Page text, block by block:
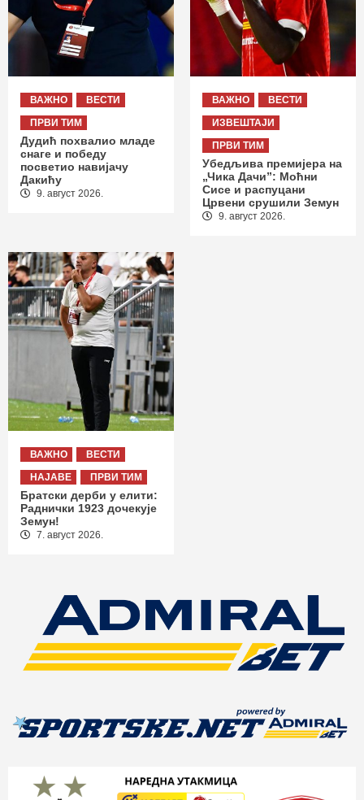
ВАЖНО
ВЕСТИ
ПРВИ ТИМ
Дудић похвалио младе
снаге и победу
посветио навијачу
Дакићу
9. август 2026.
ВАЖНО
ВЕСТИ
ИЗВЕШТАЈИ
ПРВИ ТИМ
Убедљива премијера на
„Чика Дачи”: Моћни
Сисе и распуцани
Црвени срушили Земун
9. август 2026.
ВАЖНО
ВЕСТИ
НАЈАВЕ
ПРВИ ТИМ
Братски дерби у елити:
Раднички 1923 дочекује
Земун!
7. август 2026.